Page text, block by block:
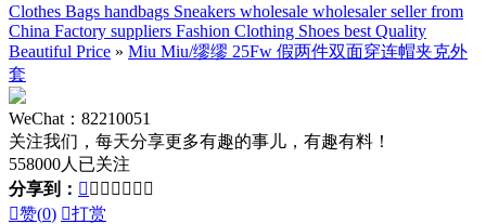
Clothes Bags handbags Sneakers wholesale wholesaler seller from
China Factory suppliers Fashion Clothing Shoes best Quality
Beautiful Price » Miu Miu/缪缪 25Fw 假两件双面穿连帽夹克外
套
WeChat：82210051
关注我们，每天分享更多有趣的事儿，有趣有料！
558000人已关注
分享到：       
赞(0) 打赏